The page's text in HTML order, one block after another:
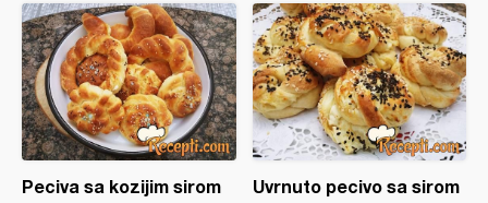
Peciva sa kozijim sirom Uvrnuto pecivo sa sirom